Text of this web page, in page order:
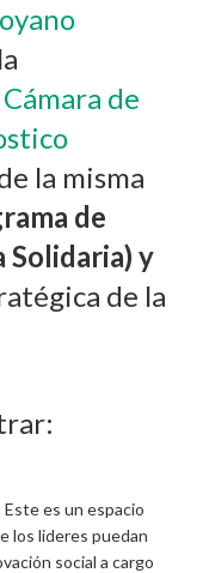
Cámara de
la misma
de
y
de la
Este es un espacio
los lideres puedan
social a cargo